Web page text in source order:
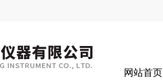
网站首页